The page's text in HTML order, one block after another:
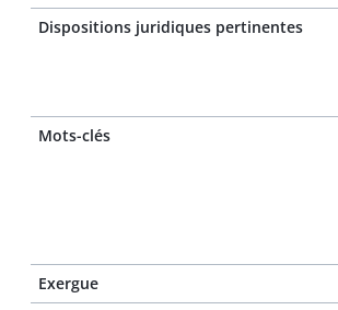
Dispositions juridiques pertinentes
Mots-clés
Exergue